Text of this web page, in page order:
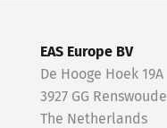
EAS Europe BV
De Hooge Hoek 19A
3927 GG Renswoude
The Netherlands